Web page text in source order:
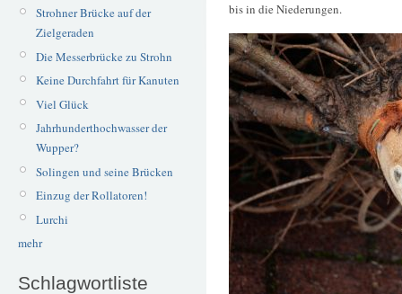
Strohner Brücke auf der
Zielgeraden
Die Messerbrücke zu Strohn
Keine Durchfahrt für Kanuten
Viel Glück
Jahrhunderthochwasser der
Wupper?
Solingen und seine Brücken
Einzug der Rollatoren!
Lurchi
mehr
Schlagwortliste
bis in die Niederungen.